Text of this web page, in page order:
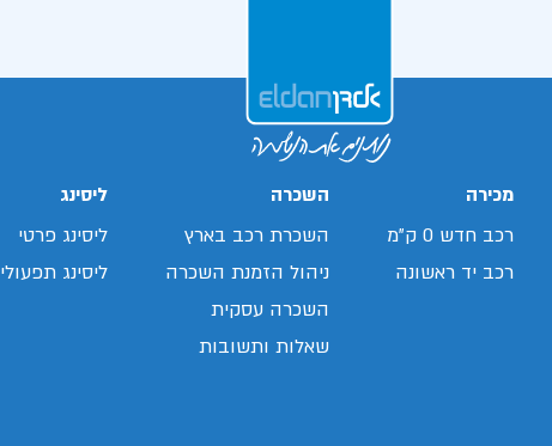
מכירה
רכב חדש 0 ק"מ
רכב יד ראשונה
השכרה
השכרת רכב בארץ
ניהול הזמנת השכרה
השכרה עסקית
שאלות ותשובות
ליסינג
ליסינג פרטי
ליסינג תפעולי